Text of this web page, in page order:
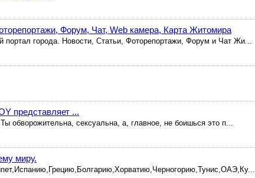
Форум, Чат, Web камера, Карта Житомира
города. Новости, Статьи, Фоторепортажи, Форум и Чат Жи...
представляет ...
обворожительна, сексуальна, а, главное, не боишься это п...
миру.